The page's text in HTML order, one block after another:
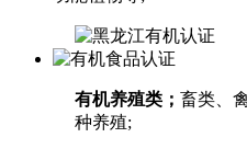
有机养殖类； 畜类、
种养殖;